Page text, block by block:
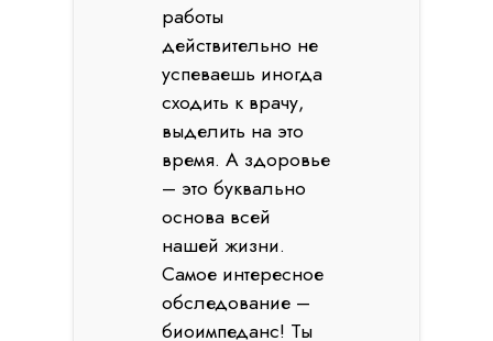
работы
действительно не
успеваешь иногда
сходить к врачу,
выделить на это
время. А здоровье
– это буквально
основа всей
нашей жизни.
Самое интересное
обследование –
биоимпеданс! Ты